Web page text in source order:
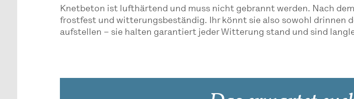
Knetbeton ist lufthärtend und muss nicht gebrannt werden. Nach
frostfest und witterungsbeständig. Ihr könnt sie also sowohl drinnen
aufstellen – sie halten garantiert jeder Witterung stand und sind